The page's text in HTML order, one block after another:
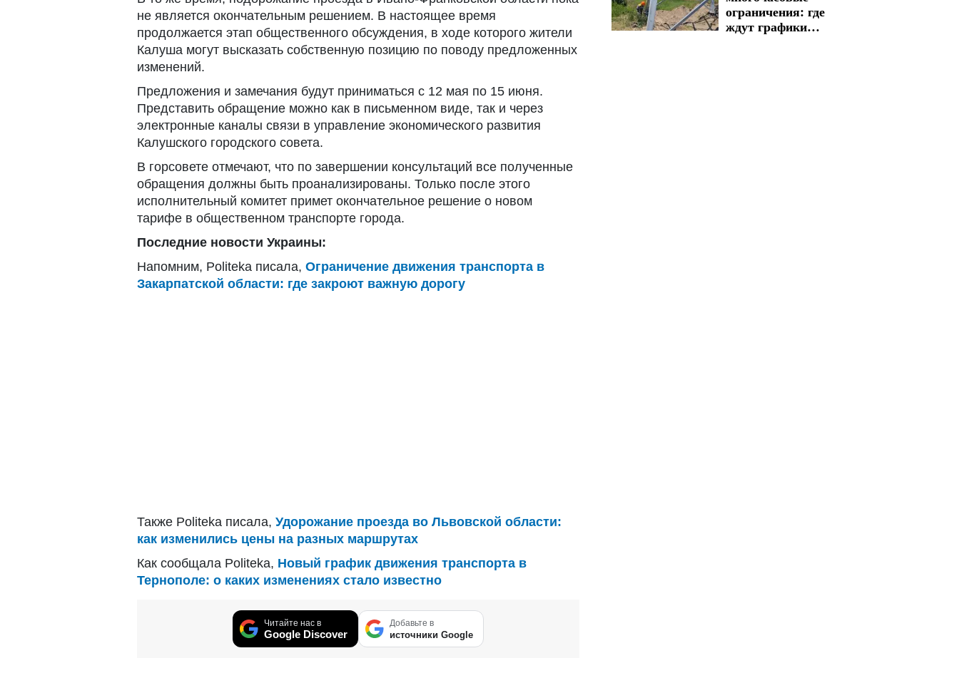
не является окончательным решением. В настоящее время
продолжается этап общественного обсуждения, в ходе которого жители
Калуша могут высказать собственную позицию по поводу предложенных
изменений.
Предложения и замечания будут приниматься с 12 мая по 15 июня.
Представить обращение можно как в письменном виде, так и через
электронные каналы связи в управление экономического развития
Калушского городского совета.
В горсовете отмечают, что по завершении консультаций все полученные
обращения должны быть проанализированы. Только после этого
исполнительный комитет примет окончательное решение о новом
тарифе в общественном транспорте города.
Последние новости Украины:
Напомним, Politeka писала, Ограничение движения транспорта в
Закарпатской области: где закроют важную дорогу
Также Politeka писала, Удорожание проезда во Львовской области:
как изменились цены на разных маршрутах
Как сообщала Politeka, Новый график движения транспорта в
Тернополе: о каких изменениях стало известно
Читайте нас в
Google Discover
Добавьте в
источники Google
ограничения: где
ждут графики